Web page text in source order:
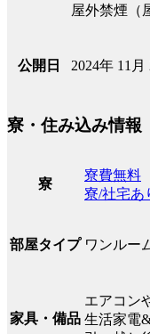
屋外禁煙（
公開日 2024年 11月
寮・住み込み情報
寮
寮費無料
寮/社宅あ
部屋タイプ ワンルー
家具・備品
エアコン
生活家電